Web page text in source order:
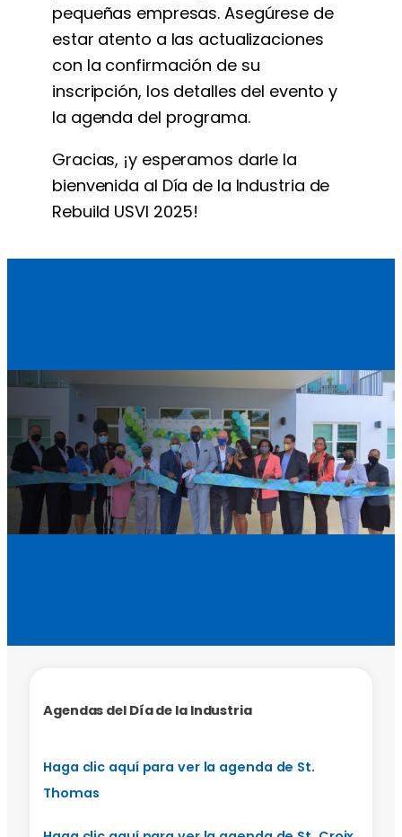
pequeñas empresas. Asegúrese de
estar atento a las actualizaciones
con la confirmación de su
inscripción, los detalles del evento y
la agenda del programa.
Gracias, ¡y esperamos darle la
bienvenida al Día de la Industria de
Rebuild USVI 2025!
Agendas del Día de la Industria
Haga clic aquí para ver la agenda de St.
Thomas